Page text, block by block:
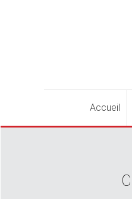
Accueil